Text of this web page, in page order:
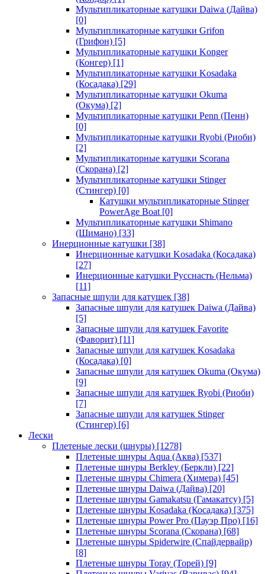
Мультипликаторные катушки Daiwa (Дайва)
[0]
Мультипликаторные катушки Grifon
(Грифон) [5]
Мультипликаторные катушки Konger
(Конгер) [1]
Мультипликаторные катушки Kosadaka
(Косадака) [29]
Мультипликаторные катушки Okuma
(Окума) [2]
Мультипликаторные катушки Penn (Пенн)
[0]
Мультипликаторные катушки Ryobi (Риоби)
[2]
Мультипликаторные катушки Scorana
(Скорана) [2]
Мультипликаторные катушки Stinger
(Стингер) [0]
Катушки мультипликаторные Stinger
PowerAge Boat [0]
Мультипликаторные катушки Shimano
(Шимано) [33]
Инерционные катушки [38]
Инерционные катушки Kosadaka (Косадака)
[27]
Инерционные катушки Русснасть (Нельма)
[11]
Запасные шпули для катушек [38]
Запасные шпули для катушек Daiwa (Дайва)
[5]
Запасные шпули для катушек Favorite
(Фаворит) [11]
Запасные шпули для катушек Kosadaka
(Косадака) [0]
Запасные шпули для катушек Okuma (Окума)
[9]
Запасные шпули для катушек Ryobi (Риоби)
[7]
Запасные шпули для катушек Stinger
(Стингер) [6]
Лески
Плетеные лески (шнуры) [1278]
Плетеные шнуры Aqua (Аква) [537]
Плетеные шнуры Berkley (Беркли) [22]
Плетеные шнуры Chimera (Химера) [45]
Плетеные шнуры Daiwa (Дайва) [20]
Плетеные шнуры Gamakatsu (Гамакатсу) [5]
Плетеные шнуры Kosadaka (Косадака) [375]
Плетеные шнуры Power Pro (Пауэр Про) [16]
Плетеные шнуры Scorana (Скорана) [68]
Плетеные шнуры Spiderwire (Спайдервайр)
[8]
Плетеные шнуры Toray (Торей) [9]